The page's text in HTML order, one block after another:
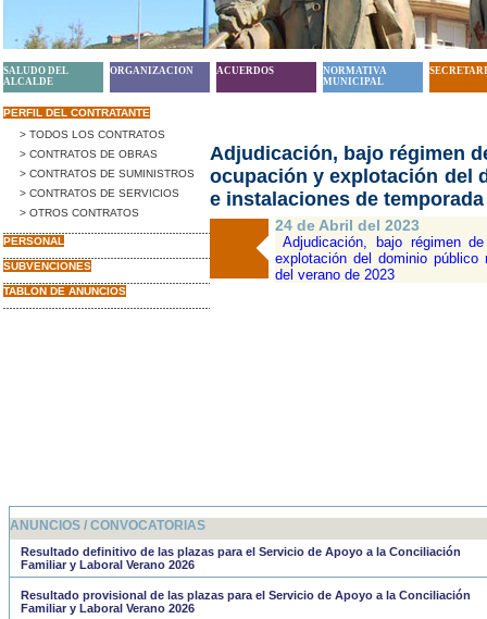
SALUDO DEL
ALCALDE
ORGANIZACION ACUERDOS
NORMATIVA
MUNICIPAL
PERFIL DEL CONTRATANTE
> TODOS LOS CONTRATOS
> CONTRATOS DE OBRAS
> CONTRATOS DE SUMINISTROS
> CONTRATOS DE SERVICIOS
> OTROS CONTRATOS
PERSONAL
SUBVENCIONES
TABLON DE ANUNCIOS
Adjudicación, bajo régimen
ocupación y explotación del
e instalaciones de
24 de Abril del 2023
Adjudicación, bajo régimen
explotación del dominio
del verano de 2023
ANUNCIOS / CONVOCATORIAS
Resultado definitivo de las plazas para el Servicio de Apoyo a la Conciliación
Familiar y Laboral Verano 2026
Resultado provisional de las plazas para el Servicio de Apoyo a la Conciliación
Familiar y Laboral Verano 2026